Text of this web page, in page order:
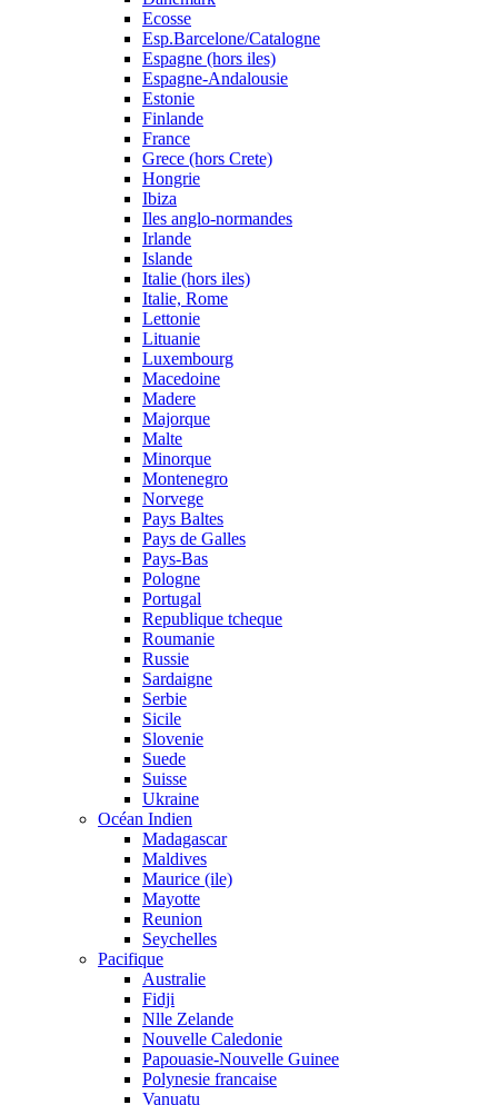
Ecosse
Esp.Barcelone/Catalogne
Espagne (hors iles)
Espagne-Andalousie
Estonie
Finlande
France
Grece (hors Crete)
Hongrie
Ibiza
Iles anglo-normandes
Irlande
Islande
Italie (hors iles)
Italie, Rome
Lettonie
Lituanie
Luxembourg
Macedoine
Madere
Majorque
Malte
Minorque
Montenegro
Norvege
Pays Baltes
Pays de Galles
Pays-Bas
Pologne
Portugal
Republique tcheque
Roumanie
Russie
Sardaigne
Serbie
Sicile
Slovenie
Suede
Suisse
Ukraine
Océan Indien
Madagascar
Maldives
Maurice (ile)
Mayotte
Reunion
Seychelles
Pacifique
Australie
Fidji
Nlle Zelande
Nouvelle Caledonie
Papouasie-Nouvelle Guinee
Polynesie francaise
Vanuatu